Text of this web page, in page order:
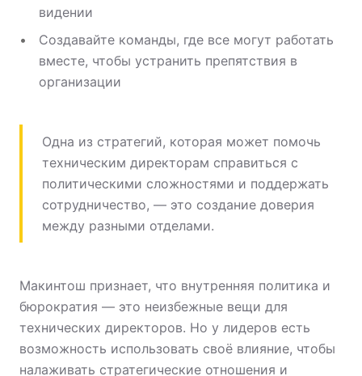
видении
Создавайте команды, где все могут работать
вместе, чтобы устранить препятствия в
организации
Одна из стратегий, которая может помочь
техническим директорам справиться с
политическими сложностями и поддержать
сотрудничество, — это создание доверия
между разными отделами.
Макинтош признает, что внутренняя политика и
бюрократия — это неизбежные вещи для
технических директоров. Но у лидеров есть
возможность использовать своё влияние, чтобы
налаживать стратегические отношения и